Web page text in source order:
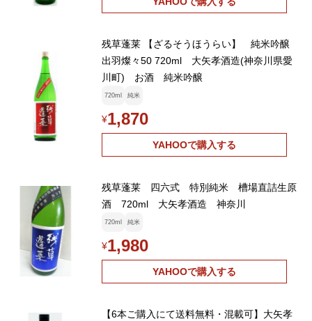
残草蓬莱 【ざるそうほうらい】 純米吟醸
出羽燦々50 720ml 大矢孝酒造(神奈川県愛
川町) お酒 純米吟醸
720ml 純米
¥1,870
YAHOOで購入する
残草蓬莱 四六式 特別純米 槽場直詰生原
酒 720ml 大矢孝酒造 神奈川
720ml 純米
¥1,980
YAHOOで購入する
【6本ご購入にて送料無料・混載可】大矢孝